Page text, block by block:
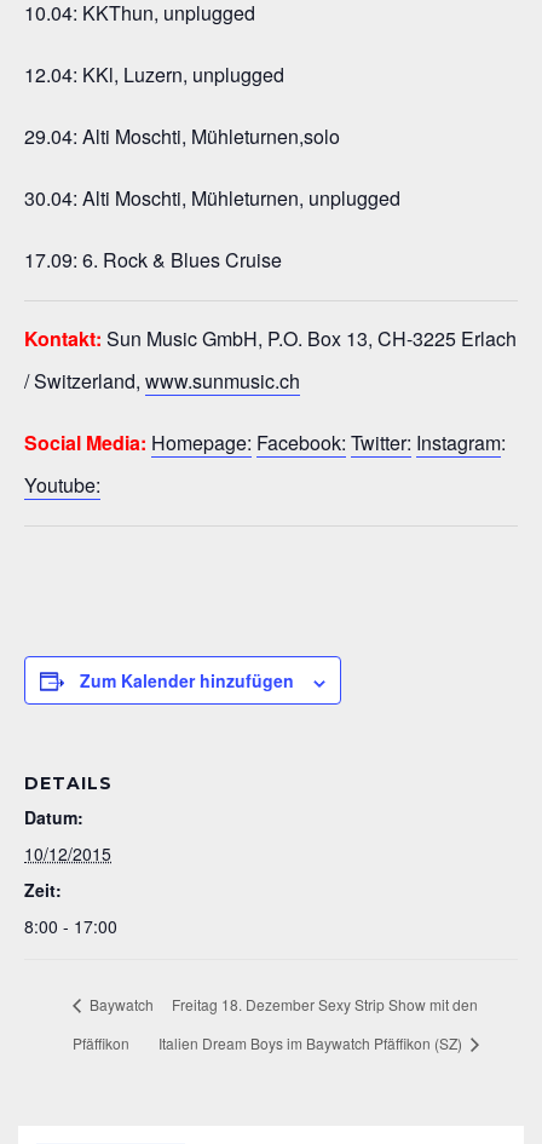
10.04: KKThun, unplugged
12.04: KKl, Luzern, unplugged
29.04: Alti Moschti, Mühleturnen,solo
30.04: Alti Moschti, Mühleturnen, unplugged
17.09: 6. Rock & Blues Cruise
Kontakt: Sun Music GmbH, P.O. Box 13, CH-3225 Erlach
/ Switzerland, www.sunmusic.ch
Social Media: Homepage: Facebook: Twitter: Instagram:
Youtube:
Zum Kalender hinzufügen
DETAILS
Datum:
10/12/2015
Zeit:
8:00 - 17:00
Baywatch
Pfäffikon
Freitag 18. Dezember Sexy Strip Show mit den
Italien Dream Boys im Baywatch Pfäffikon (SZ)